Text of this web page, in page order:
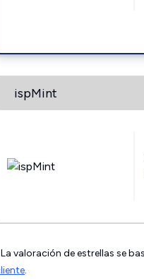
ispMint
La valoración de estrellas se
.